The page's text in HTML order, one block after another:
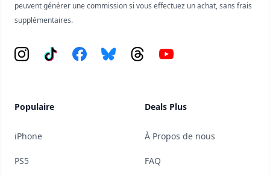
peuvent générer une commission si vous effectuez un achat, sans frais
supplémentaires.
Instagram
Tiktok FacebookBlueskyThreadsYouTube
Populaire
iPhone
PS5
Deals Plus
À Propos de nous
FAQ